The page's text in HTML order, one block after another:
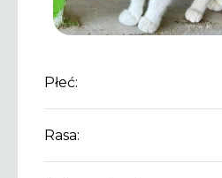
Płeć:
Rasa: